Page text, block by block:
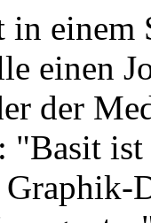
in
einen
der
ist